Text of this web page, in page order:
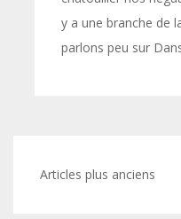
y a une branche de
parlons peu sur
Navigation
Articles plus anciens